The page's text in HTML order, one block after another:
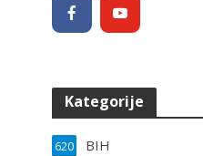
Kategorije
BIH
620